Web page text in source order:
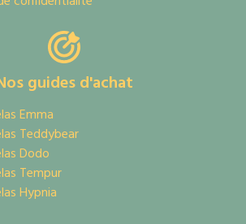
guides d'achat
Emma
Teddybear
Dodo
Tempur
Hypnia